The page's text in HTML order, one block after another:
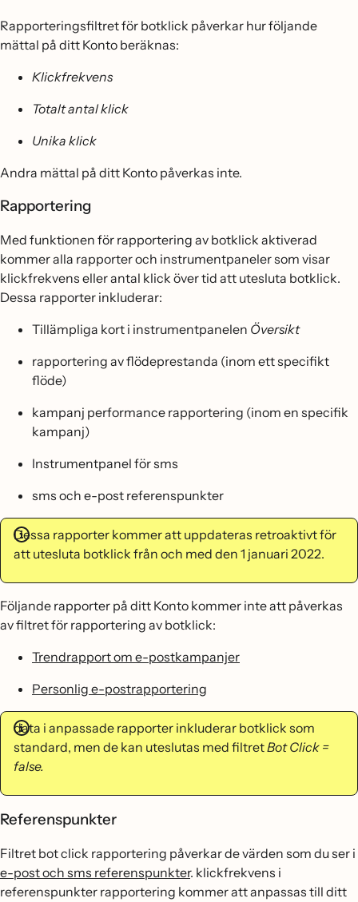
Rapporteringsfiltret för botklick påverkar hur följande
mättal på ditt Konto beräknas:
Klickfrekvens
Totalt antal klick
Unika klick
Andra mättal på ditt Konto påverkas inte.
Rapportering
Med funktionen för rapportering av botklick aktiverad
kommer alla rapporter och instrumentpaneler som visar
klickfrekvens eller antal klick över tid att utesluta botklick.
Dessa rapporter inkluderar:
Tillämpliga kort i instrumentpanelen Översikt
rapportering av flödeprestanda (inom ett specifikt
flöde)
kampanj performance rapportering (inom en specifik
kampanj)
Instrumentpanel för sms
sms och e-post referenspunkter
Dessa rapporter kommer att uppdateras retroaktivt för
att utesluta botklick från och med den 1 januari 2022.
Följande rapporter på ditt Konto kommer inte att påverkas
av filtret för rapportering av botklick:
Trendrapport om e-postkampanjer
Personlig e-postrapportering
data i anpassade rapporter inkluderar botklick som
standard, men de kan uteslutas med filtretBot Click =
false.
Referenspunkter
Filtret bot click rapportering påverkar de värden som du ser i
e-post och sms referenspunkter. klickfrekvens i
referenspunkter rapportering kommer att anpassas till ditt